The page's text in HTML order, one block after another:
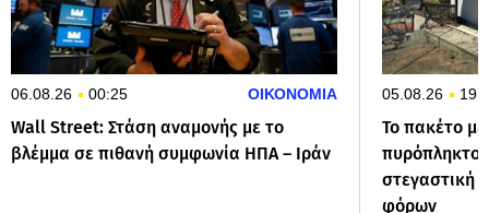
06.08.26 00:25 ΟΙΚΟΝΟΜΙΑ
Wall Street: Στάση αναμονής με το
βλέμμα σε πιθανή συμφωνία ΗΠΑ – Ιράν
05.08.26
Το πακέτο
στεγαστική
φόρων